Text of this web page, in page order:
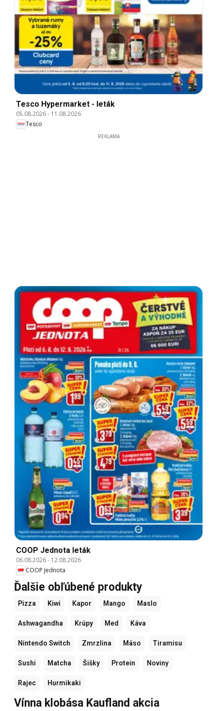
Tesco Hypermarket - leták
05.08.2026- 11.08.2026
Tesco
REKLAMA
COOP Jednota leták
06.08.2026- 12.08.2026
COOP Jednota
Ďalšie obľúbené produkty
Pizza Kiwi Kapor Mango Maslo
Ashwagandha Krúpy Med Káva
Nintendo Switch Zmrzlina Mäso Tiramisu
Sushi Matcha Šišky Protein Noviny
Rajec Hurmikaki
Vínna klobása Kaufland akcia